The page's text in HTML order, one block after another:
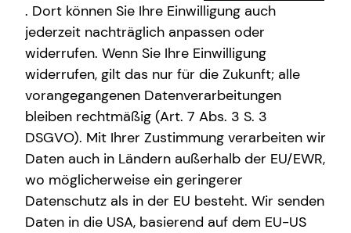
. Dort können Sie Ihre Einwilligung auch
jederzeit nachträglich anpassen oder
widerrufen. Wenn Sie Ihre Einwilligung
widerrufen, gilt das nur für die Zukunft; alle
vorangegangenen Datenverarbeitungen
bleiben rechtmäßig (Art. 7 Abs. 3 S. 3
DSGVO). Mit Ihrer Zustimmung verarbeiten wir
Daten auch in Ländern außerhalb der EU/EWR,
wo möglicherweise ein geringerer
Datenschutz als in der EU besteht. Wir senden
Daten in die USA, basierend auf dem EU-US